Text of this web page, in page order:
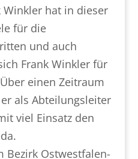
Winkler hat in dieser
für die
und auch
Frank Winkler für
einen Zeitraum
als Abteilungsleiter
viel Einsatz den
Bezirk Ostwestfalen-